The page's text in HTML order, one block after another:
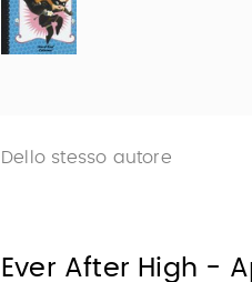
Dello stesso autore
Ever After High -